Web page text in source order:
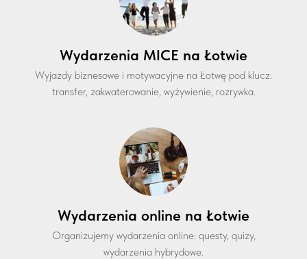
Wydarzenia MICE na Łotwie
Wyjazdy biznesowe i motywacyjne na Łotwę pod klucz:
transfer, zakwaterowanie, wyżywienie, rozrywka.
Wydarzenia online na Łotwie
Organizujemy wydarzenia online: questy, quizy,
wydarzenia hybrydowe.